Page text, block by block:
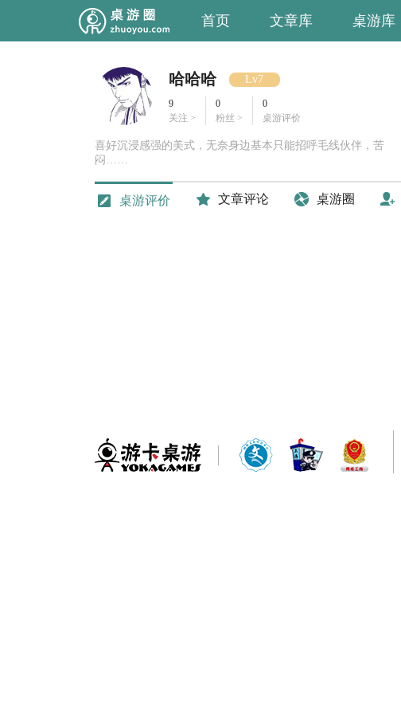
首页 文章库 桌游库
哈哈哈 Lv7
9
关注 >
0
粉丝 >
0
桌游评价
喜好沉浸感强的美式，无奈身边基本只能招呼毛线伙伴，苦
闷……
桌游评价 文章评论 桌游圈